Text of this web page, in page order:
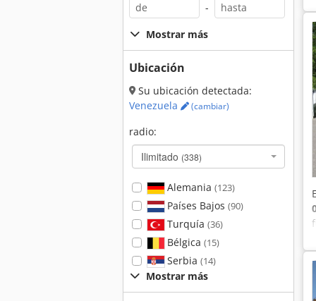
-
Mostrar más
Ubicación
Su ubicación detectada:
Venezuela
(cambiar)
radio:
Ilimitado (338)
Alemania (123)
Países Bajos (90)
Turquía (36)
Bélgica (15)
Serbia (14)
Mostrar más